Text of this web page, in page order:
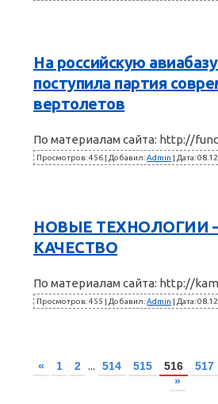
На российскую
поступила партия
вертолетов
По материалам сайта: http://
Просмотров: 456 | Добавил:Admin | Дата:
НОВЫЕ ТЕХНОЛОГИИ
КАЧЕСТВО
По материалам сайта: http://
Просмотров: 455 | Добавил:Admin | Дата:
« 1 2 ... 514 515 516 517
»